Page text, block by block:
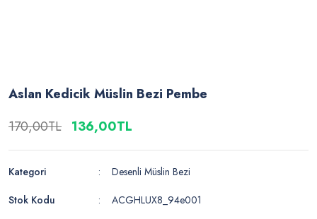
Aslan Kedicik Müslin Bezi Pembe
170,00TL 136,00TL
Kategori
Desenli Müslin Bezi
Stok Kodu
ACGHLUX8_94e001